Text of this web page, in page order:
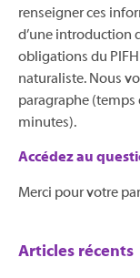
renseigner ces
d’une introduction
obligations du
naturaliste. Nous
paragraphe (temps
minutes).
Accédez au
Merci pour votre
Articles récents